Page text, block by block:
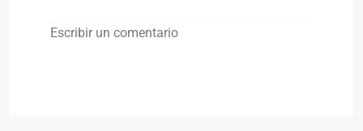
Escribir un comentario